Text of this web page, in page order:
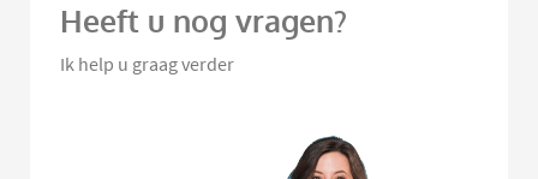
Heeft u nog vragen?
Ik help u graag verder